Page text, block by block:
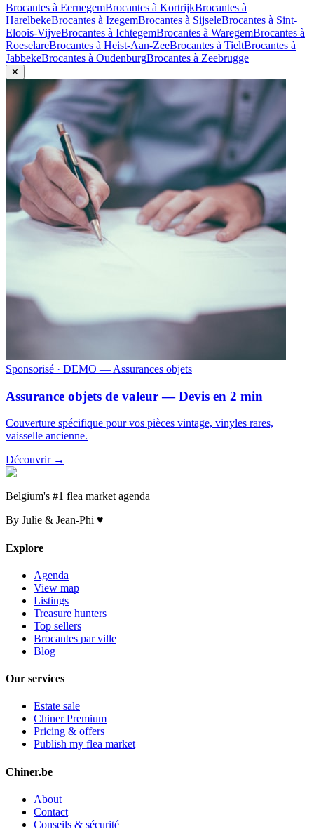
Brocantes à EernegemBrocantes à KortrijkBrocantes à
HarelbekeBrocantes à IzegemBrocantes à SijseleBrocantes à Sint-
Eloois-VijveBrocantes à IchtegemBrocantes à WaregemBrocantes à
RoeselareBrocantes à Heist-Aan-ZeeBrocantes à TieltBrocantes à
JabbekeBrocantes à OudenburgBrocantes à Zeebrugge
✕
Sponsorisé · DEMO — Assurances objets
Assurance objets de valeur — Devis en 2 min
Couverture spécifique pour vos pièces vintage, vinyles rares,
vaisselle ancienne.
Découvrir →
Belgium's #1 flea market agenda
By Julie & Jean-Phi ♥
Explore
Agenda
View map
Listings
Treasure hunters
Top sellers
Brocantes par ville
Blog
Our services
Estate sale
Chiner Premium
Pricing & offers
Publish my flea market
Chiner.be
About
Contact
Conseils & sécurité